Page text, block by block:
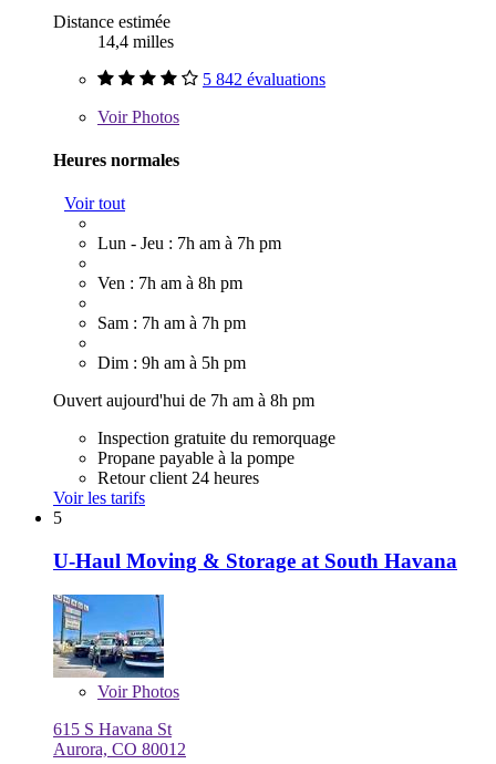
Distance estimée
14,4 milles
5 842 évaluations
VoirPhotos
Heures normales
Voir tout
Lun - Jeu : 7h am à 7h pm
Ven : 7h am à 8h pm
Sam : 7h am à 7h pm
Dim : 9h am à 5h pm
Ouvert aujourd'hui de 7h am à 8h pm
Inspection gratuite du remorquage
Propane payable à la pompe
Retour client 24 heures
Voir les tarifs
5
U-Haul Moving & Storage at South Havana
VoirPhotos
615 S Havana St
Aurora, CO 80012